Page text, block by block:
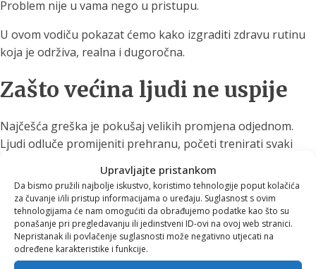
Upravljajte pristankom
Da bismo pružili najbolje iskustvo, koristimo tehnologije poput kolačića
za čuvanje i/ili pristup informacijama o uređaju. Suglasnost s ovim
tehnologijama će nam omogućiti da obrađujemo podatke kao što su
ponašanje pri pregledavanju ili jedinstveni ID-ovi na ovoj web stranici.
Nepristanak ili povlačenje suglasnosti može negativno utjecati na
određene karakteristike i funkcije.
Problem nije u vama nego u pristupu.
U ovom vodiču pokazat ćemo kako izgraditi zdravu rutinu
koja je održiva, realna i dugoročna.
Zašto većina ljudi ne uspije
Najčešća greška je pokušaj velikih promjena odjednom.
Ljudi odluče promijeniti prehranu, početi trenirati svaki
vrijeme.
Takav pristup brzo dovodi do preopterećenja.
Zdrava rutina ne gradi se velikim skokovima nego malim,
dosljednim koracima.